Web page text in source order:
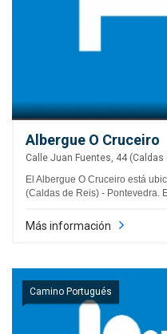
Albergue O Cruceiro
Calle Juan Fuentes, 44 (Caldas
El Albergue O Cruceiro está
(Caldas de Reis) - Pontevedra.
Más información
Camino Portugués